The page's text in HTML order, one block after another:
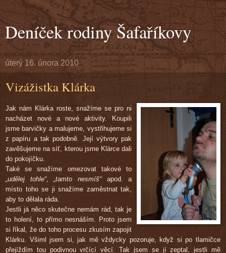
Deníček rodiny Šafaříkovy
úterý 16. února 2010
Vizážistka Klárka
Jak nám Klárka roste, snažíme se pro ni
nacházet nové a nové aktivity. Koupili
jsme barvičky a malujeme, vystřihujeme si
z papíru a tak podobně. Její výtvory pak
zavěšujeme na síť, kterou jsme Klárce dali
do pokojíčku.
Také se snažíme omezovat takové to
„udělej tohle“, „tamto nesmíš“apod. a
místo toho se ji snažíme zaměstnat tak,
aby to dělala ráda.
Jestli já něco skutečne nemám rád, tak je
to holení, to přímo nesnáším. Proto jsem
si říkal, že do toho procesu zkusím zapojit
Klárku. Všiml jsem si, jak mě vždycky pozoruje, když si po tlamičce
přejíždím tou podivnou vrčící věcí. Tak jsem se jí zeptal, jestli mě